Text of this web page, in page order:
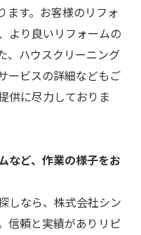
ます。お客様のリフォ
より良いリフォームの
、ハウスクリーニング
ービスの詳細などもご
供に尽力しておりま
など、作業の様子をお
しなら、株式会社シン
信頼と実績がありリピ